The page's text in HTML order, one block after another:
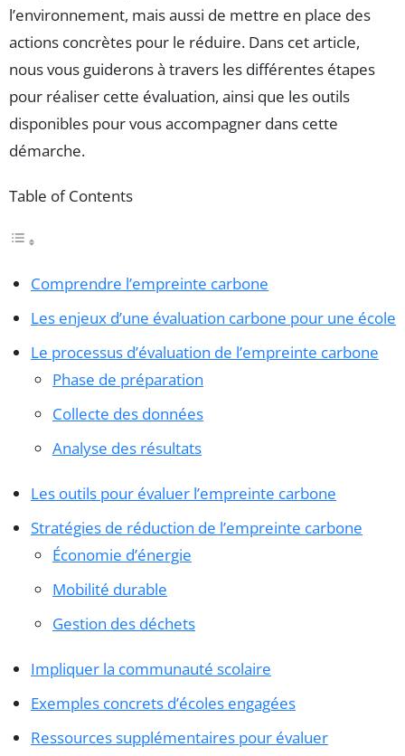
l’environnement, mais aussi de mettre en place des
actions concrètes pour le réduire. Dans cet article,
nous vous guiderons à travers les différentes étapes
pour réaliser cette évaluation, ainsi que les outils
disponibles pour vous accompagner dans cette
démarche.
Table of Contents
Comprendre l’empreinte carbone
Les enjeux d’une évaluation carbone pour une école
Le processus d’évaluation de l’empreinte carbone
Phase de préparation
Collecte des données
Analyse des résultats
Les outils pour évaluer l’empreinte carbone
Stratégies de réduction de l’empreinte carbone
Économie d’énergie
Mobilité durable
Gestion des déchets
Impliquer la communauté scolaire
Exemples concrets d’écoles engagées
Ressources supplémentaires pour évaluer